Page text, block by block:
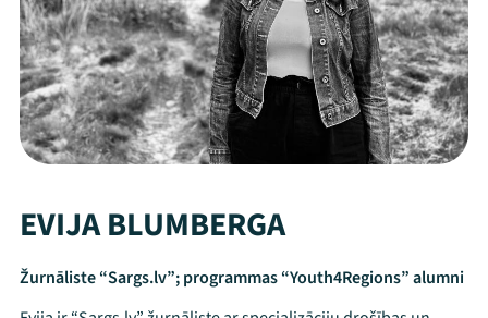
EVIJA BLUMBERGA
Žurnāliste “Sargs.lv”; programmas “Youth4Regions” alumni